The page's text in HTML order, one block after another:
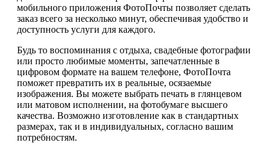
мобильного приложения ФотоПочты позволяет сделать
заказ всего за несколько минут, обеспечивая удобство и
доступность услуги для каждого.
Будь то воспоминания с отдыха, свадебные фотографии
или просто любимые моменты, запечатленные в
цифровом формате на вашем телефоне, ФотоПочта
поможет превратить их в реальные, осязаемые
изображения. Вы можете выбрать печать в глянцевом
или матовом исполнении, на фотобумаге высшего
качества. Возможно изготовление как в стандартных
размерах, так и в индивидуальных, согласно вашим
потребностям.